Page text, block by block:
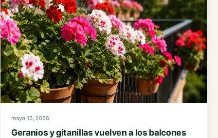
mayo 13, 2026
Geranios y gitanillas vuelven a los balcones